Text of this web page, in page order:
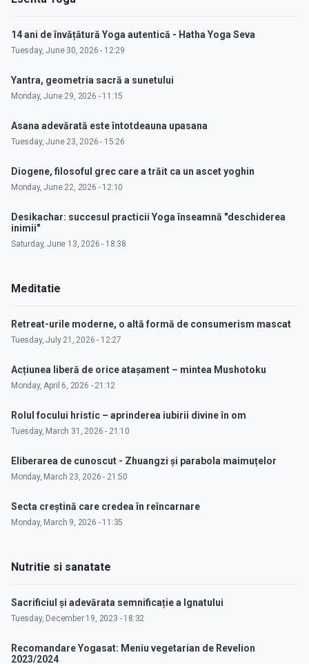
14 ani de învățătură Yoga autentică - Hatha Yoga Seva
Tuesday, June 30, 2026 - 12:29
Yantra, geometria sacră a sunetului
Monday, June 29, 2026 - 11:15
Asana adevărată este întotdeauna upasana
Tuesday, June 23, 2026 - 15:26
Diogene, filosoful grec care a trăit ca un ascet yoghin
Monday, June 22, 2026 - 12:10
Desikachar: succesul practicii Yoga înseamnă "deschiderea
inimii"
Saturday, June 13, 2026 - 18:38
Meditatie
Retreat-urile moderne, o altă formă de consumerism mascat
Tuesday, July 21, 2026 - 12:27
Acțiunea liberă de orice atașament – mintea Mushotoku
Monday, April 6, 2026 - 21:12
Rolul focului hristic – aprinderea iubirii divine în om
Tuesday, March 31, 2026 - 21:10
Eliberarea de cunoscut - Zhuangzi și parabola maimuțelor
Monday, March 23, 2026 - 21:50
Secta creștină care credea în reîncarnare
Monday, March 9, 2026 - 11:35
Nutritie si sanatate
Sacrificiul și adevărata semnificație a Ignatului
Tuesday, December 19, 2023 - 18:32
Recomandare Yogasat: Meniu vegetarian de Revelion
2023/2024